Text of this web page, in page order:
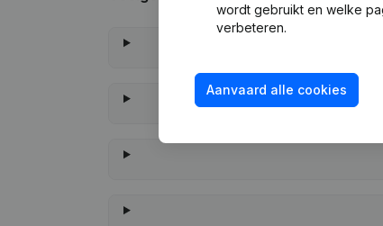
wordt gebruikt en welke
verbeteren.
Aanvaard alle cookies